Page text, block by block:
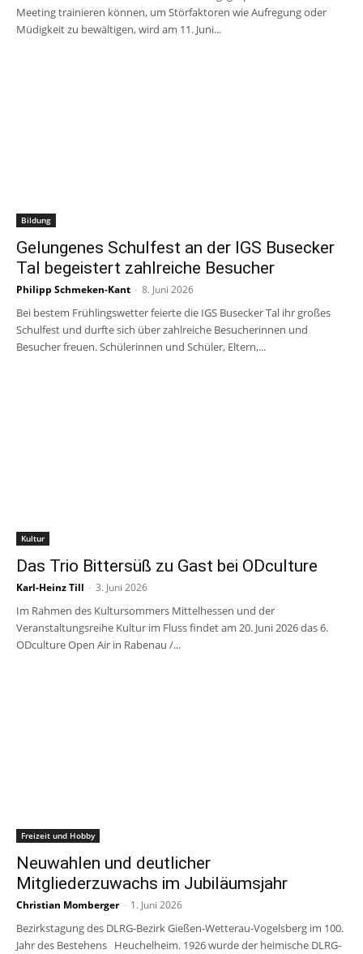
Meeting trainieren können, um Störfaktoren wie Aufregung oder
Müdigkeit zu bewältigen, wird am 11. Juni...
Bildung
Gelungenes Schulfest an der IGS Busecker
Tal begeistert zahlreiche Besucher
Philipp Schmeken-Kant - 8. Juni 2026
Bei bestem Frühlingswetter feierte die IGS Busecker Tal ihr großes
Schulfest und durfte sich über zahlreiche Besucherinnen und
Besucher freuen. Schülerinnen und Schüler, Eltern,...
Kultur
Das Trio Bittersüß zu Gast bei ODculture
Karl-Heinz Till - 3. Juni 2026
Im Rahmen des Kultursommers Mittelhessen und der
Veranstaltungsreihe Kultur im Fluss findet am 20. Juni 2026 das 6.
ODculture Open Air in Rabenau /...
Freizeit und Hobby
Neuwahlen und deutlicher
Mitgliederzuwachs im Jubiläumsjahr
Christian Momberger - 1. Juni 2026
Bezirkstagung des DLRG-Bezirk Gießen-Wetterau-Vogelsberg im 100.
Jahr des Bestehens Heuchelheim. 1926 wurde der heimische DLRG-